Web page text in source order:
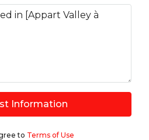
Information
to Terms of Use